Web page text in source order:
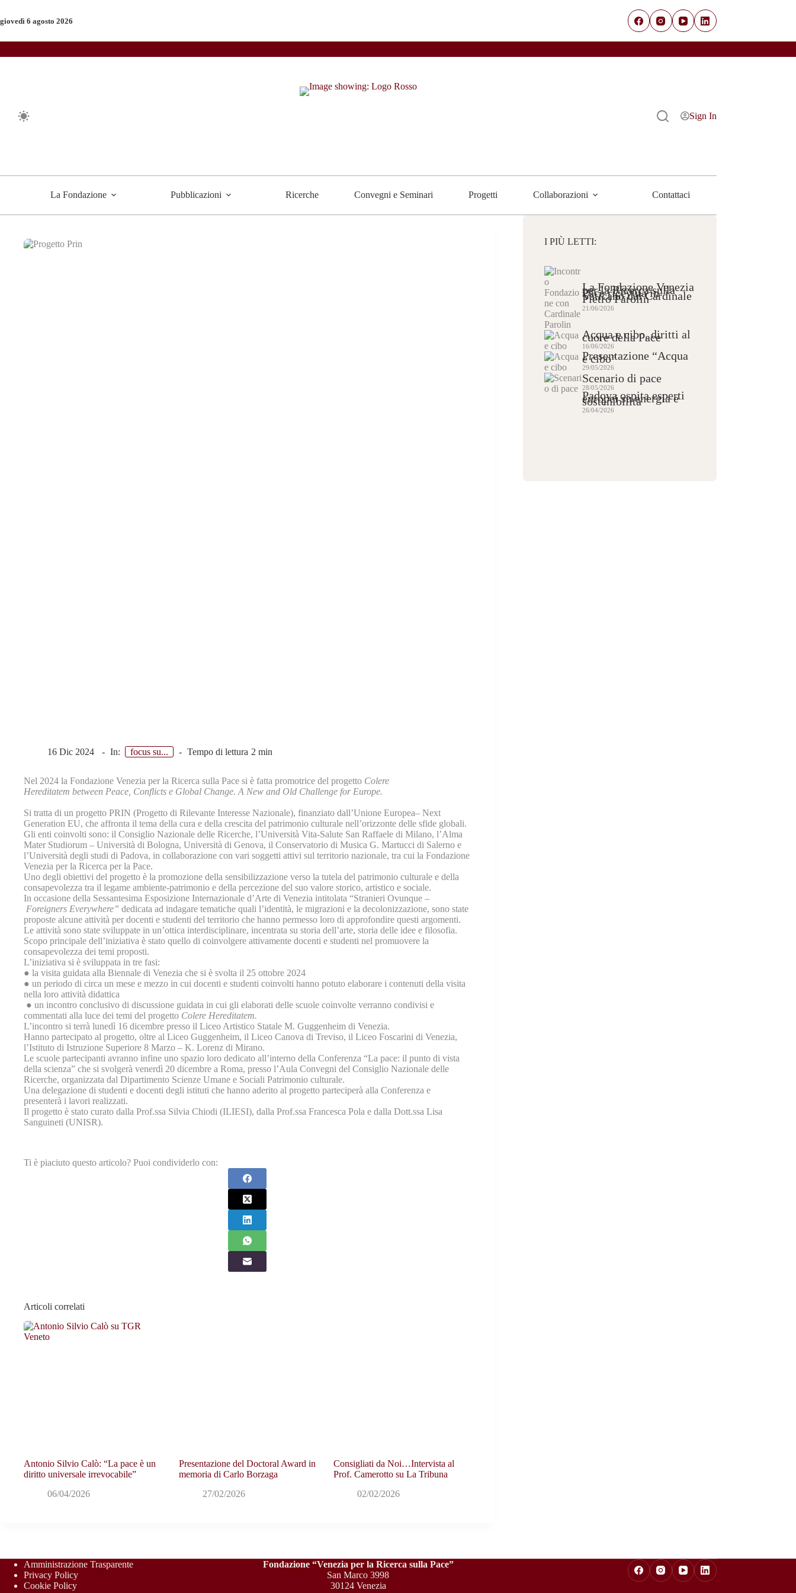
contenuto
giovedì 6 agosto 2026
Sign In
La Fondazione Pubblicazioni Ricerche Convegni e Seminari Progetti Collaborazioni Contattaci
16 Dic 2024 In: focus su... Tempo di lettura 2 min
Nel 2024 la Fondazione Venezia per la Ricerca sulla Pace si è fatta promotrice del progetto Colere
Hereditatem between Peace, Conflicts e Global Change. A New and Old Challenge for Europe.
Si tratta di un progetto PRIN (Progetto di Rilevante Interesse Nazionale), finanziato dall’Unione Europea– Next
Generation EU, che affronta il tema della cura e della crescita del patrimonio culturale nell’orizzonte delle sfide globali.
Gli enti coinvolti sono: il Consiglio Nazionale delle Ricerche, l’Università Vita-Salute San Raffaele di Milano, l’Alma
Mater Studiorum – Università di Bologna, Università di Genova, il Conservatorio di Musica G. Martucci di Salerno e
l’Università degli studi di Padova, in collaborazione con vari soggetti attivi sul territorio nazionale, tra cui la Fondazione
Venezia per la Ricerca per la Pace.
Uno degli obiettivi del progetto è la promozione della sensibilizzazione verso la tutela del patrimonio culturale e della
consapevolezza tra il legame ambiente-patrimonio e della percezione del suo valore storico, artistico e sociale.
In occasione della Sessantesima Esposizione Internazionale d’Arte di Venezia intitolata “Stranieri Ovunque –
Foreigners Everywhere” dedicata ad indagare tematiche quali l’identità, le migrazioni e la decolonizzazione, sono state
proposte alcune attività per docenti e studenti del territorio che hanno permesso loro di approfondire questi argomenti.
Le attività sono state sviluppate in un’ottica interdisciplinare, incentrata su storia dell’arte, storia delle idee e filosofia.
Scopo principale dell’iniziativa è stato quello di coinvolgere attivamente docenti e studenti nel promuovere la
consapevolezza dei temi proposti.
L’iniziativa si è sviluppata in tre fasi:
● la visita guidata alla Biennale di Venezia che si è svolta il 25 ottobre 2024
● un periodo di circa un mese e mezzo in cui docenti e studenti coinvolti hanno potuto elaborare i contenuti della visita
nella loro attività didattica
● un incontro conclusivo di discussione guidata in cui gli elaborati delle scuole coinvolte verranno condivisi e
commentati alla luce dei temi del progetto Colere Hereditatem.
L’incontro si terrà lunedì 16 dicembre presso il Liceo Artistico Statale M. Guggenheim di Venezia.
Hanno partecipato al progetto, oltre al Liceo Guggenheim, il Liceo Canova di Treviso, il Liceo Foscarini di Venezia,
l’Istituto di Istruzione Superiore 8 Marzo – K. Lorenz di Mirano.
Le scuole partecipanti avranno infine uno spazio loro dedicato all’interno della Conferenza “La pace: il punto di vista
della scienza” che si svolgerà venerdì 20 dicembre a Roma, presso l’Aula Convegni del Consiglio Nazionale delle
Ricerche, organizzata dal Dipartimento Scienze Umane e Sociali Patrimonio culturale.
Una delegazione di studenti e docenti degli istituti che hanno aderito al progetto parteciperà alla Conferenza e
presenterà i lavori realizzati.
Il progetto è stato curato dalla Prof.ssa Silvia Chiodi (ILIESI), dalla Prof.ssa Francesca Pola e dalla Dott.ssa Lisa
Sanguineti (UNISR).
Ti è piaciuto questo articolo? Puoi condividerlo con:
Articoli correlati
Antonio Silvio Calò: “La pace è un
diritto universale irrevocabile”
06/04/2026
Presentazione del Doctoral Award in
memoria di Carlo Borzaga
27/02/2026
Consigliati da Noi…Intervista al
Prof. Camerotto su La Tribuna
02/02/2026
I PIÙ LETTI:
La Fondazione Venezia
per la Ricerca sulla
Pace ricevuta in
Vaticano dal Cardinale
Pietro Parolin
21/06/2026
Acqua e cibo, diritti al
cuore della Pace
16/06/2026
Presentazione “Acqua
e cibo”
29/05/2026
Scenario di pace
28/05/2026
Padova ospita esperti
europei su energia e
sostenibilità
26/04/2026
Amministrazione Trasparente
Privacy Policy
Cookie Policy
Fondazione “Venezia per la Ricerca sulla Pace”
San Marco 3998
30124 Venezia